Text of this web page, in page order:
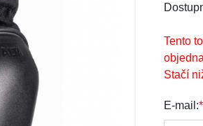
Tento
Stačí
E-mail:*